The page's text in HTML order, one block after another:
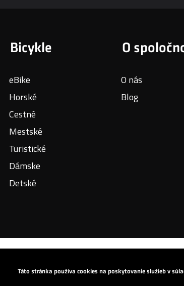
Táto stránka používa cookies na poskytovanie služieb v
Bicykle
eBike
Horské
Cestné
Mestské
Turistické
Dámske
Detské
O
O nás
Blog